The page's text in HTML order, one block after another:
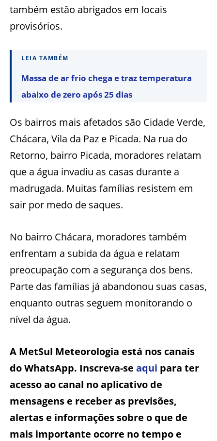
também estão abrigados em locais
provisórios.
LEIA TAMBÉM
Massa de ar frio chega e traz temperatura
abaixo de zero após 25 dias
Os bairros mais afetados são Cidade Verde,
Chácara, Vila da Paz e Picada. Na rua do
Retorno, bairro Picada, moradores relatam
que a água invadiu as casas durante a
madrugada. Muitas famílias resistem em
sair por medo de saques.
No bairro Chácara, moradores também
enfrentam a subida da água e relatam
preocupação com a segurança dos bens.
Parte das famílias já abandonou suas casas,
enquanto outras seguem monitorando o
nível da água.
A MetSul Meteorologia está nos canais
do WhatsApp. Inscreva-se aqui para ter
acesso ao canal no aplicativo de
mensagens e receber as previsões,
alertas e informações sobre o que de
mais importante ocorre no tempo e